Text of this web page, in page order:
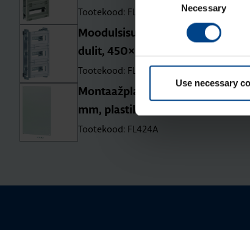
Necessary
Use necessary
Tootekood: FL981A
Moo­dul­sisu Orion Plus C, 3×12
du­lit, 450×300 mm
Tootekood: FL991A
Mon­taaž­plaat Orion Plus,
mm, plas­tik
Tootekood: FL424A